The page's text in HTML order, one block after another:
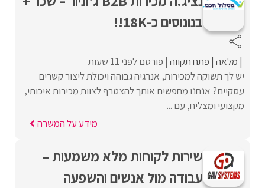
בנונוסים כ-18K!!
מלאה פתח תקווה פורסם לפני 11 שעות
יש לך תשוקה למכירות, אנרגיה גבוהה ויכולת ליצור קשרים
עסקיים? אנחנו מחפשים אותך להצטרף לצוות מכירות איכותי,
מקצועי ומצליח, עם ...
מידע על המשרה
שירות לקוחות מלא משמעות –
עבודה מול אנשים והשפעה